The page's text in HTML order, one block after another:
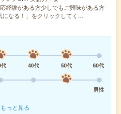
経験がある方少しでもご興味がある方
なる！」をクリックしてく…
40代 50代
60代
男性
もっと見る